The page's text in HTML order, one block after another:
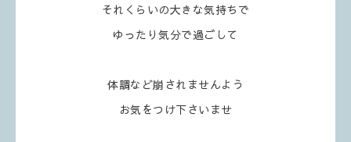
それくらいの大きな気持ちで
ゆったり気分で過ごして
体調など崩されませんよう
お気をつけ下さいませ